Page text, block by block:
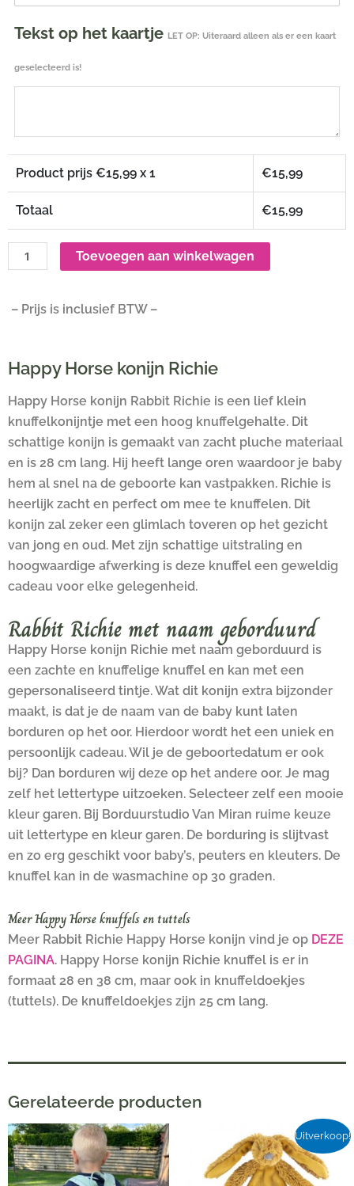
Tekst op het kaartje LET OP: Uiteraard alleen als er een kaart
geselecteerd is!
Product prijs €15,99 x 1 €15,99
Totaal €15,99
Toevoegen aan winkelwagen
– Prijs is inclusief BTW –
Happy Horse konijn Richie
Happy Horse konijn Rabbit Richie is een lief klein
knuffelkonijntje met een hoog knuffelgehalte. Dit
schattige konijn is gemaakt van zacht pluche materiaal
en is 28 cm lang. Hij heeft lange oren waardoor je baby
hem al snel na de geboorte kan vastpakken. Richie is
heerlijk zacht en perfect om mee te knuffelen. Dit
konijn zal zeker een glimlach toveren op het gezicht
van jong en oud. Met zijn schattige uitstraling en
hoogwaardige afwerking is deze knuffel een geweldig
cadeau voor elke gelegenheid.
Rabbit Richie met naam geborduurd
Happy Horse konijn Richie met naam geborduurd is
een zachte en knuffelige knuffel en kan met een
gepersonaliseerd tintje. Wat dit konijn extra bijzonder
maakt, is dat je de naam van de baby kunt laten
borduren op het oor. Hierdoor wordt het een uniek en
persoonlijk cadeau. Wil je de geboortedatum er ook
bij? Dan borduren wij deze op het andere oor. Je mag
zelf het lettertype uitzoeken. Selecteer zelf een mooie
kleur garen. Bij Borduurstudio Van Miran ruime keuze
uit lettertype en kleur garen. De borduring is slijtvast
en zo erg geschikt voor baby’s, peuters en kleuters. De
knuffel kan in de wasmachine op 30 graden.
Meer Happy Horse knuffels en tuttels
Meer Rabbit Richie Happy Horse konijn vind je op DEZE
PAGINA. Happy Horse konijn Richie knuffel is er in
formaat 28 en 38 cm, maar ook in knuffeldoekjes
(tuttels). De knuffeldoekjes zijn 25 cm lang.
Gerelateerde producten
Uitverkoop!
Oorspronkelijke
prijs
was:
Huidige
prijs
is: